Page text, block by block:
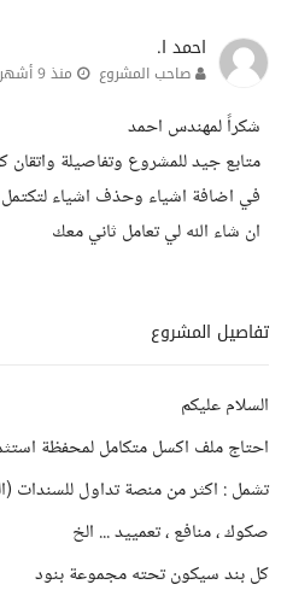
احمد ا.
صاحب المشروع منذ 9 أشهر و 29 يوما
شكراً لمهندس احمد
متابع جيد للمشروع وتفاصيلة
في اضافة اشياء وحذف اشياء
ان شاء الله لي تعامل ثاني معك
تفاصيل المشروع
السلام عليكم
احتاج ملف اكسل متكامل لمحفظة
تشمل : اكثر من منصة تداول للسندات
صكوك ، منافع ، تعمييد ... الخ
كل بند سيكون تحته مجموعة بنود